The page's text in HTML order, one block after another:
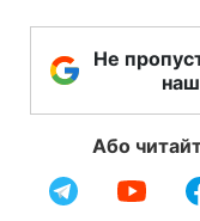
Не
Або